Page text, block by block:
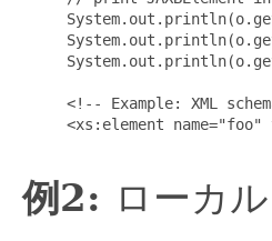
<!-- Example: XML
<xs:element name="foo"
例2: ローカ